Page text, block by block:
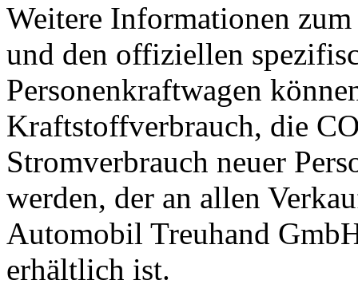
Weitere Informationen
und den offiziellen
Personenkraftwagen
Kraftstoffverbrauch, die
Stromverbrauch neuer
werden, der an allen
Automobil Treuhand
erhältlich ist.